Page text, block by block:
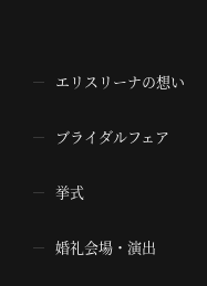
エリスリーナの想い
ブライダルフェア
挙式
婚礼会場・演出